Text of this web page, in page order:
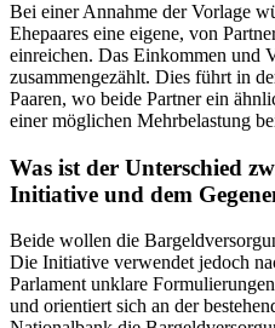
Bei einer Annahme der Vorlage
Ehepaares eine eigene, von
einreichen. Das Einkommen und
zusammengezählt. Dies führt in
Paaren, wo beide Partner ein
einer möglichen Mehrbelastung
Was ist der Unterschied
Initiative und dem
Beide wollen die
Die Initiative verwendet jedoch
Parlament unklare
und orientiert sich an der